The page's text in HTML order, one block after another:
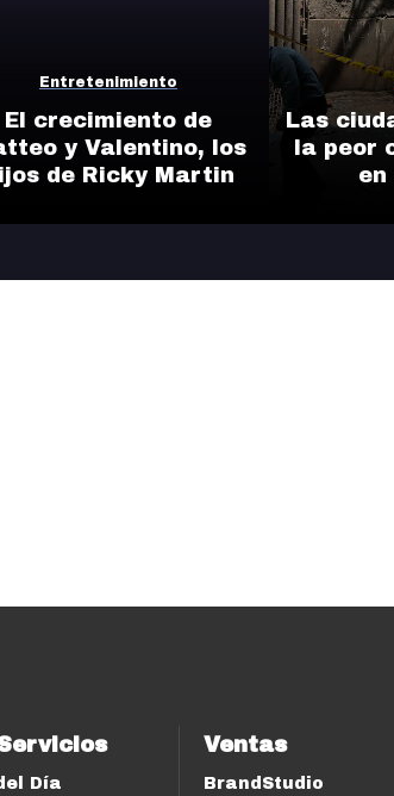
Entretenimiento
El crecimiento de
y Valentino, los
de Ricky Martin
Las
la peor
en
Día
Ventas
BrandStudio